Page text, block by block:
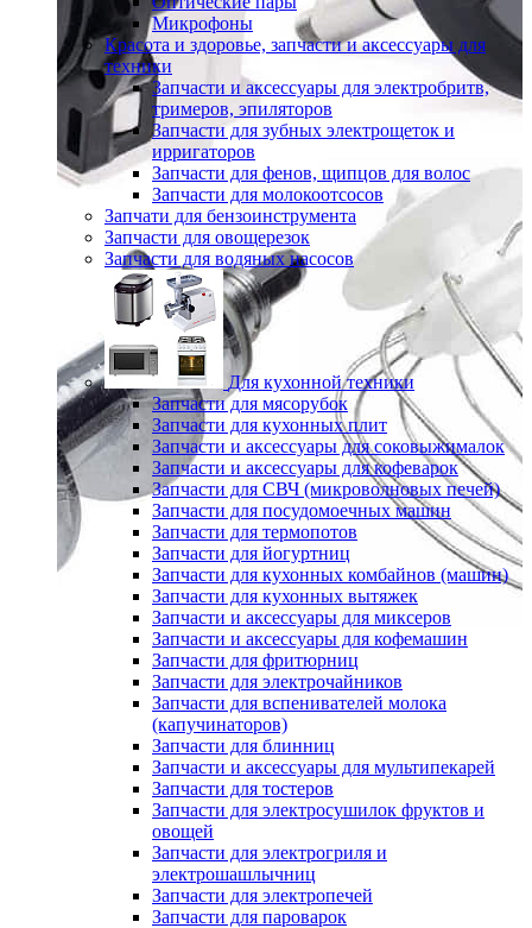
Микрофоны
Красота и здоровье, запчасти и аксессуары для
техники
Запчасти и аксессуары для электробритв,
тримеров, эпиляторов
Запчасти для зубных электрощеток и
ирригаторов
Запчасти для фенов, щипцов для волос
Запчасти для молокоотсосов
Запчати для бензоинструмента
Запчасти для овощерезок
Запчасти для водяных насосов
Для кухонной техники
Запчасти для мясорубок
Запчасти для кухонных плит
Запчасти и аксессуары для соковыжималок
Запчасти и аксессуары для кофеварок
Запчасти для СВЧ (микроволновых печей)
Запчасти для посудомоечных машин
Запчасти для термопотов
Запчасти для йогуртниц
Запчасти для кухонных комбайнов (машин)
Запчасти для кухонных вытяжек
Запчасти и аксессуары для миксеров
Запчасти и аксессуары для кофемашин
Запчасти для фритюрниц
Запчасти для электрочайников
Запчасти для вспенивателей молока
(капучинаторов)
Запчасти для блинниц
Запчасти и аксессуары для мультипекарей
Запчасти для тостеров
Запчасти для электросушилок фруктов и
овощей
Запчасти для электрогриля и
электрошашлычниц
Запчасти для электропечей
Запчасти для пароварок